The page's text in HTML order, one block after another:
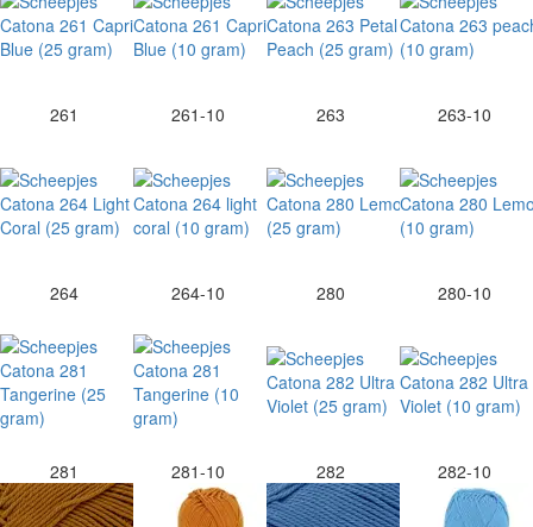
261 261-10 263 263-10
264 264-10 280 280-10
281 281-10 282 282-10